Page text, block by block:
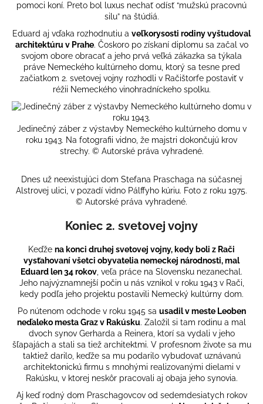
pomoci koní. Preto bol luxus nechať odísť “mužskú pracovnú
silu” na štúdiá.
Eduard aj vďaka rozhodnutiu a veľkorysosti rodiny vyštudoval
architektúru v Prahe. Čoskoro po získaní diplomu sa začal vo
svojom obore obracať a jeho prvá veľká zákazka sa týkala
práve Nemeckého kultúrneho domu, ktorý sa tesne pred
začiatkom 2. svetovej vojny rozhodli v Račištorfe postaviť v
réžii Nemeckého vinohradníckeho spolku.
Jedinečný záber z výstavby Nemeckého kultúrneho domu v
roku 1943. Na fotografii vidno, že majstri dokončujú krov
strechy. © Autorské práva vyhradené.
Dnes už neexistujúci dom Stefana Praschaga na súčasnej
Alstrovej ulici, v pozadí vidno Pálffyho kúriu. Foto z roku 1975.
© Autorské práva vyhradené.
Koniec 2. svetovej vojny
Keďže na konci druhej svetovej vojny, kedy boli z Rači
vysťahovaní všetci obyvatelia nemeckej národnosti, mal
Eduard len 34 rokov , veľa práce na Slovensku nezanechal.
Jeho najvýznamnejší počin u nás vznikol v roku 1943 v Rači,
kedy podľa jeho projektu postavili Nemecký kultúrny dom.
Po nútenom odchode v roku 1945 sa usadil v meste Leoben
neďaleko mesta Graz v Rakúsku. Založil si tam rodinu a mal
dvoch synov Gerharda a Reinera, ktorí sa vydali v jeho
šľapajách a stali sa tiež architektmi. V profesnom živote sa mu
taktiež darilo, keďže sa mu podarilo vybudovať uznávanú
architektonickú firmu s mnohými realizovanými dielami v
Rakúsku, v ktorej neskôr pracovali aj obaja jeho synovia.
Aj keď rodný dom Praschagovcov od sedemdesiatych rokov